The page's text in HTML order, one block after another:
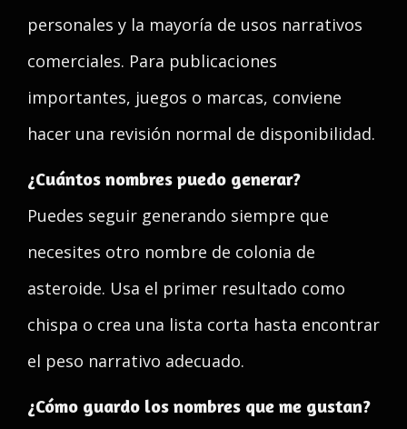
personales y la mayoría de usos narrativos
comerciales. Para publicaciones
importantes, juegos o marcas, conviene
hacer una revisión normal de disponibilidad.
¿Cuántos nombres puedo generar?
Puedes seguir generando siempre que
necesites otro nombre de colonia de
asteroide. Usa el primer resultado como
chispa o crea una lista corta hasta encontrar
el peso narrativo adecuado.
¿Cómo guardo los nombres que me gustan?